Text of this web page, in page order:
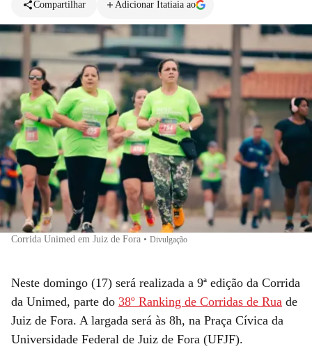
Compartilhar
Adicionar Itatiaia ao
Corrida Unimed em Juiz de Fora • Divulgação
Neste domingo (17) será realizada a 9ª edição da Corrida
da Unimed, parte do 38º Ranking de Corridas de Rua de
Juiz de Fora. A largada será às 8h, na Praça Cívica da
Universidade Federal de Juiz de Fora (UFJF).